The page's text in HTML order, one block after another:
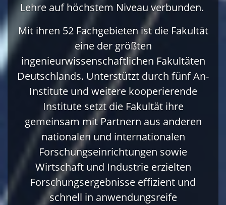
Lehre auf höchstem Niveau verbunden. ​
Mit ihren 52 Fachgebieten ist die Fakultät
eine der größten
ingenieurwissenschaftlichen Fakultäten
Deutschlands. Unterstützt durch fünf An-
Institute und weitere kooperierende
Institute setzt die Fakultät ihre
gemeinsam mit Partnern aus anderen
nationalen und internationalen
Forschungseinrichtungen sowie
Wirtschaft und Industrie erzielten
Forschungsergebnisse effizient und
schnell in anwendungsreife